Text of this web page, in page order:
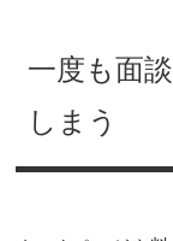
一度も面
しまう